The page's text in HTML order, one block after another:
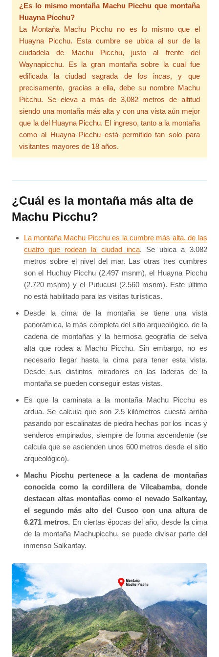
¿Es lo mismo montaña Machu Picchu que montaña
Huayna Picchu?
La Montaña Machu Picchu no es lo mismo que el
Huayna Picchu. Esta cumbre se ubica al sur de la
ciudadela de Machu Picchu, justo al frente del
Waynapicchu. Es la gran montaña sobre la cual fue
edificada la ciudad sagrada de los incas, y que
precisamente, gracias a ella, debe su nombre Machu
Picchu. Se eleva a más de 3,082 metros de altitud
siendo una montaña más alta y con una vista aún mejor
que la del Huayna Picchu. El ingreso, tanto a la montaña
como al Huayna Picchu está permitido tan solo para
visitantes mayores de 18 años.
¿Cuál es la montaña más alta de
Machu Picchu?
La montaña Machu Picchu es la cumbre más alta, de las
cuatro que rodean la ciudad inca. Se ubica a 3.082
metros sobre el nivel del mar. Las otras tres cumbres
son el Huchuy Picchu (2.497 msnm), el Huayna Picchu
(2.720 msnm) y el Putucusi (2.560 msnm). Este último
no está habilitado para las visitas turísticas.
Desde la cima de la montaña se tiene una vista
panorámica, la más completa del sitio arqueológico, de la
cadena de montañas y la hermosa geografía de selva
alta que rodea a Machu Picchu. Sin embargo, no es
necesario llegar hasta la cima para tener esta vista.
Desde sus distintos miradores en las laderas de la
montaña se pueden conseguir estas vistas.
Es que la caminata a la montaña Machu Picchu es
ardua. Se calcula que son 2.5 kilómetros cuesta arriba
pasando por escalinatas de piedra hechas por los incas y
senderos empinados, siempre de forma ascendente (se
calcula que se ascienden unos 600 metros desde el sitio
arqueológico).
Machu Picchu pertenece a la cadena de montañas
conocida como la cordillera de Vilcabamba, donde
destacan altas montañas como el nevado Salkantay,
el segundo más alto del Cusco con una altura de
6.271 metros.En ciertas épocas del año, desde la cima
de la montaña Machupicchu, se puede divisar parte del
inmenso Salkantay.